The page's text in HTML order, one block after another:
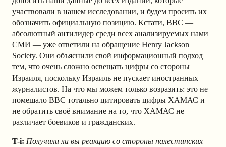
участвовали в нашем исследовании, и будем просить их
обозначить официальную позицию. Кстати, BBC —
абсолютный антилидер среди всех анализируемых нами
СМИ — уже ответили на обращение Henry Jackson
Society. Они объяснили свой информационный подход
тем, что очень сложно освещать цифры со стороны
Израиля, поскольку Израиль не пускает иностранных
журналистов. На что мы можем только возразить: это не
помешало BBC тотально цитировать цифры ХАМАС и
не обратить своё внимание на то, что ХАМАС не
различает боевиков и гражданских.
T-i: Получили ли вы реакцию со стороны палестинских